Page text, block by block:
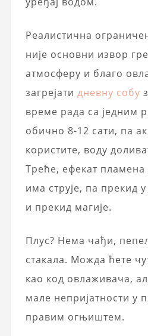
Реалистична
није основни извор
атмосферу и благо
загрејати дневну собу
време рада са једним
обично 8-12 сати, па
користите, воду
Треће, ефекат
има струје, па прекид
и прекид магије.
Плус? Нема чађи,
стакала. Можда ћете
као код овлаживача,
мале непријатности у
правим огњиштем.